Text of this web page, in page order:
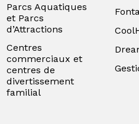
Parcs Aquatiques
et Parcs
d’Attractions
Centres
commerciaux et
centres de
divertissement
familial